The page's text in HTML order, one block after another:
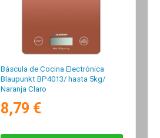
Báscula de Cocina Electrónica
Blaupunkt BP4013/ hasta 5kg/
Naranja Claro
8,79 €